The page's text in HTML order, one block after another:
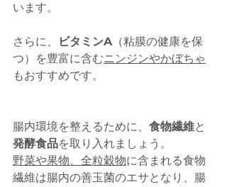
います。
さらに、 ビタミンA（粘膜の健康を保
つ）を豊富に含むニンジンやかぼちゃ
もおすすめです。
腸内環境を整えるために、 食物繊維と
発酵食品を取り入れましょう。
野菜や果物、全粒穀物に含まれる食物
繊維は腸内の善玉菌のエサとなり、腸